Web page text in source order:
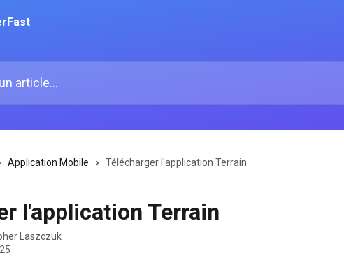
Application Mobile Télécharger l'application Terrain
l'application Terrain
Laszczuk